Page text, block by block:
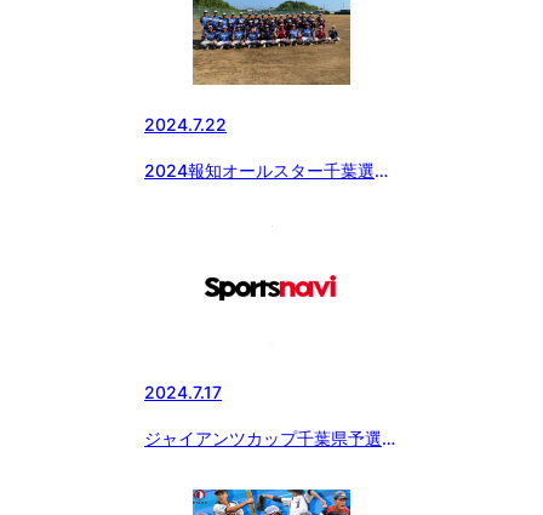
2024.7.22
2024報知オールスター千葉選
2024.7.17
ジャイアンツカップ千葉県予選決